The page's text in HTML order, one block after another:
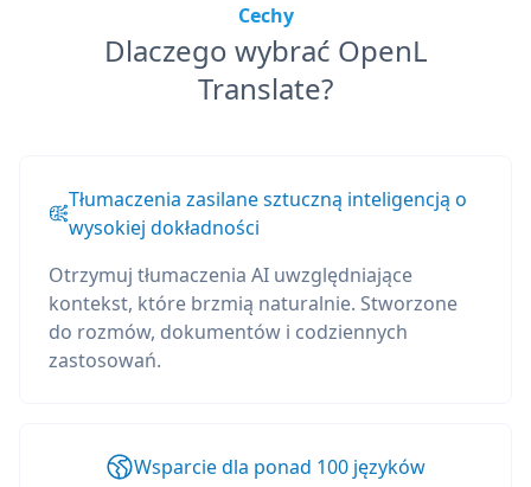
Cechy
Dlaczego wybrać OpenL
Translate?
Tłumaczenia zasilane sztuczną inteligencją o
wysokiej dokładności
Otrzymuj tłumaczenia AI uwzględniające
kontekst, które brzmią naturalnie. Stworzone
do rozmów, dokumentów i codziennych
zastosowań.
Wsparcie dla ponad 100 języków